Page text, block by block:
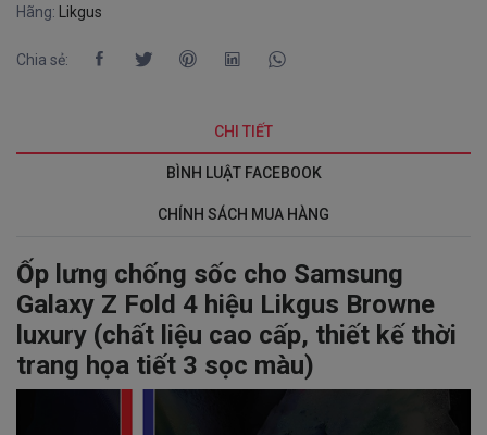
Hãng: Likgus
Chia sẻ:
CHI TIẾT
BÌNH LUẬT FACEBOOK
CHÍNH SÁCH MUA HÀNG
Ốp lưng chống sốc cho Samsung
Galaxy Z Fold 4 hiệu Likgus Browne
luxury (chất liệu cao cấp, thiết kế thời
trang họa tiết 3 sọc màu)